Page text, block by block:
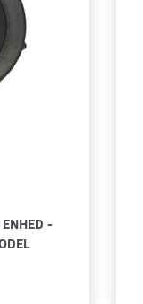
M. ØREHÆNGER +
- TIL TYT OG KENWOOD
-